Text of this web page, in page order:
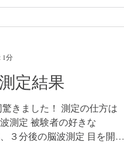
定結果
きました！ 測定の仕方は
測定 被験者の好きな
３分後の脳波測定 目を開け
1分